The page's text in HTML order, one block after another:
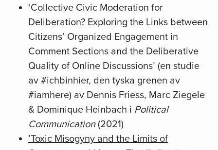
‘Collective Civic Moderation for
Deliberation? Exploring the Links between
Citizens’ Organized Engagement in
Comment Sections and the Deliberative
Quality of Online Discussions’ (en studie
av #ichbinhier, den tyska grenen av
#iamhere) av Dennis Friess, Marc Ziegele
& Dominique Heinbach i Political
Communication (2021)
’Toxic Misogyny and the Limits of